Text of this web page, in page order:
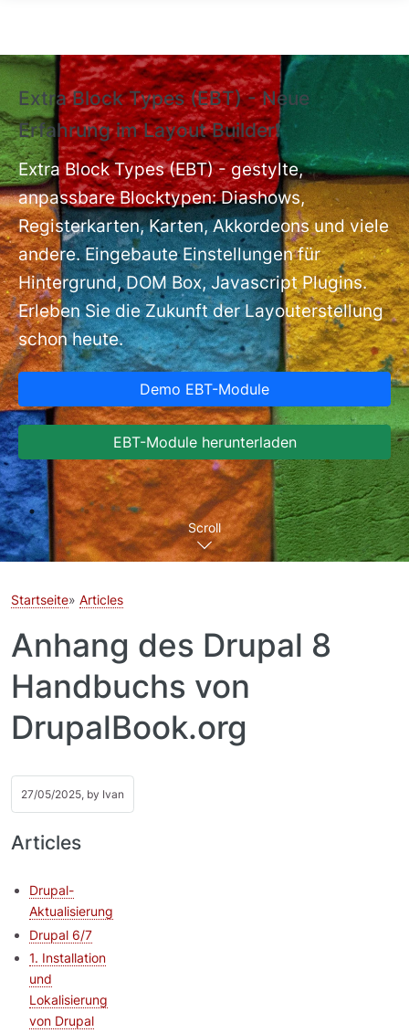
Extra Block Types (EBT) - Neue
Erfahrung im Layout Builder❗
Extra Block Types (EBT) - gestylte,
anpassbare Blocktypen: Diashows,
Registerkarten, Karten, Akkordeons und viele
andere. Eingebaute Einstellungen für
Hintergrund, DOM Box, Javascript Plugins.
Erleben Sie die Zukunft der Layouterstellung
schon heute.
Demo EBT-Module
EBT-Module herunterladen
Scroll
Startseite Articles
Anhang des Drupal 8
Handbuchs von
DrupalBook.org
27/05/2025, by Ivan
Articles
Drupal-
Aktualisierung
Drupal 6/7
1. Installation
und
Lokalisierung
von Drupal